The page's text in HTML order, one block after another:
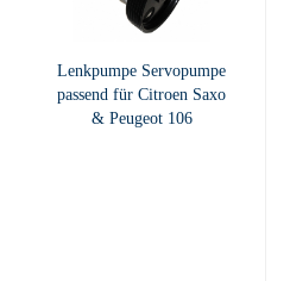
Lenkpumpe Servopumpe
passend für Citroen Saxo
& Peugeot 106